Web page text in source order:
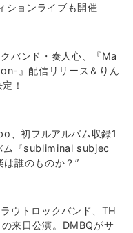
ションライブも開催
バンド・奏人心、『Ma
』配信リリース＆りん
！
、初フルアルバム収録1
ム『subliminal subjec
誰のものか？”
ウトロックバンド、TH
来日公演。DMBQがサ